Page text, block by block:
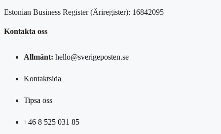
Estonian Business Register (Äriregister): 16842095
Kontakta oss
Allmänt: hello@sverigeposten.se
Kontaktsida
Tipsa oss
+46 8 525 031 85